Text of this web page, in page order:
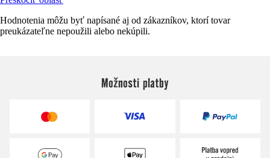
Hodnotenia môžu byť napísané aj od zákazníkov, ktorí tovar
preukázateľne nepoužili alebo nekúpili.
Možnosti platby